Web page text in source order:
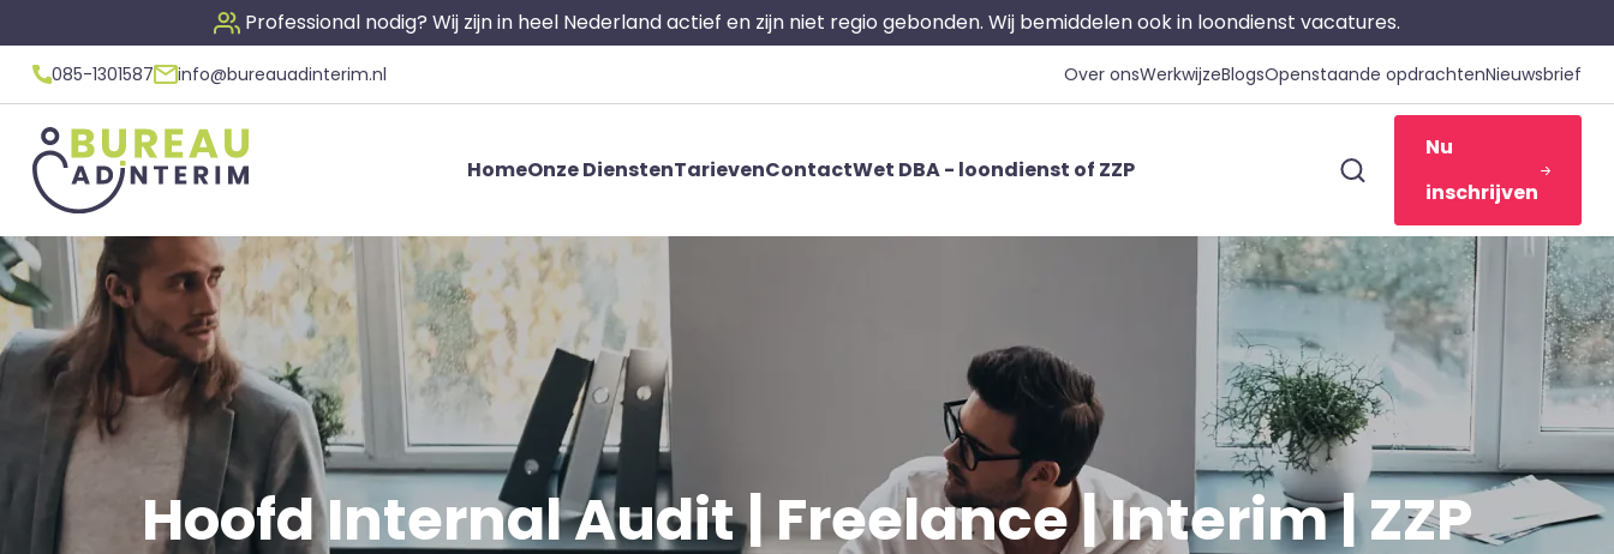
Professional nodig? Wij zijn in heel Nederland actief en zijn niet regio gebonden. Wij bemiddelen ook in loondienst vacatures.
085-1301587 info@bureauadinterim.nl Over onsWerkwijzeBlogsOpenstaande opdrachtenNieuwsbrief
HomeOnze DienstenTarievenContactWet DBA - loondienst of ZZP
Nu
inschrijven
Hoofd Internal Audit | Freelance | Interim | ZZP